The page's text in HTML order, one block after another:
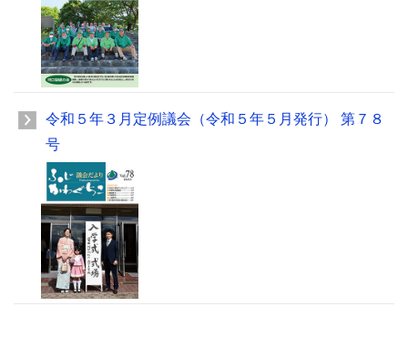
令和５年３月定例議会（令和５年５月発行） 第７８
号